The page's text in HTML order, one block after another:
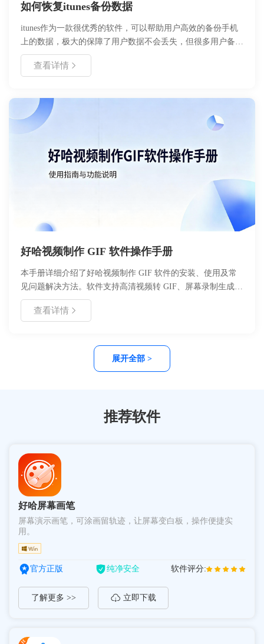
如何恢复itunes备份数据
itunes作为一款很优秀的软件，可以帮助用户高效的备份手机
上的数据，极大的保障了用户数据不会丢失，但很多用户备份
itunes数据后，不知道如何恢复里面需要的数据，今天好哈办
公来教你如何利用工具会恢复itunes数据
查看详情
好哈视频制作 GIF 软件操作手册
本手册详细介绍了好哈视频制作 GIF 软件的安装、使用及常
见问题解决方法。软件支持高清视频转 GIF、屏幕录制生成动
画及多种编辑功能，适用于社交媒体分享及教学演示。用户可
通过本指南快速掌握核心操作，包括导入素材、调整参数、导
查看详情
展开全部 >
推荐软件
好哈屏幕画笔
屏幕演示画笔，可涂画留轨迹，让屏幕变白板，操作便捷实
用。
官方正版 纯净安全 软件评分:
了解更多 >> 立即下载